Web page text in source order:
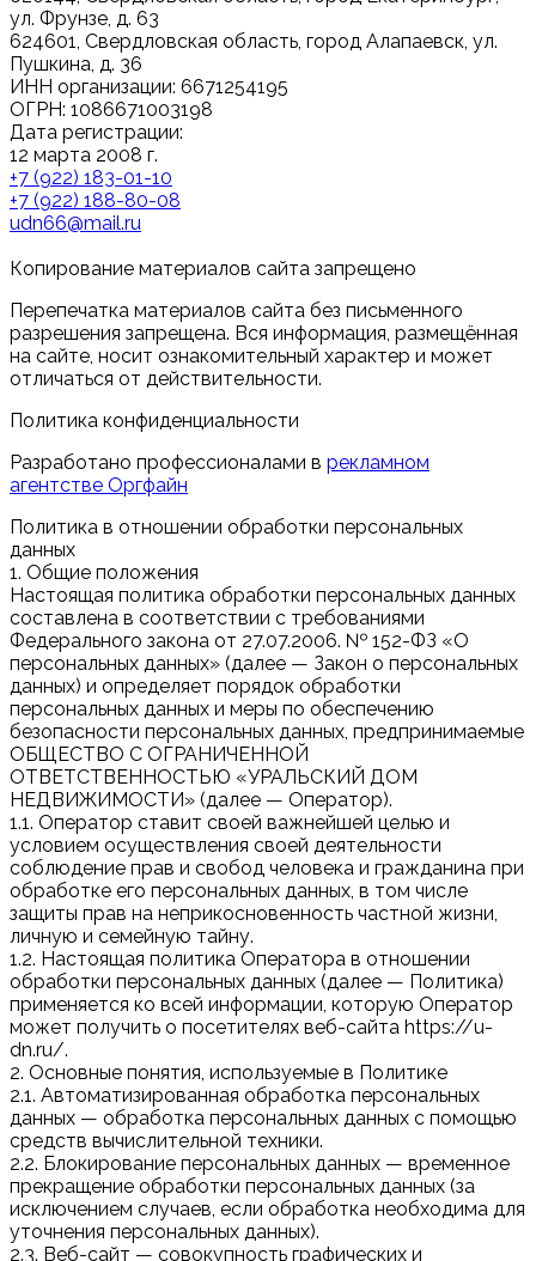
ул. Фрунзе, д. 63
624601, Свердловская область, город Алапаевск, ул.
Пушкина, д. 36
ИНН организации: 6671254195
ОГРН: 1086671003198
Дата регистрации:
12 марта 2008 г.
+7 (922) 183-01-10
+7 (922) 188-80-08
udn66@mail.ru
Копирование материалов сайта запрещено
Перепечатка материалов сайта без письменного
разрешения запрещена. Вся информация, размещённая
на сайте, носит ознакомительный характер и может
отличаться от действительности.
Политика конфиденциальности
Разработано профессионалами в рекламном
агентстве Оргфайн
Политика в отношении обработки персональных
данных
1. Общие положения
Настоящая политика обработки персональных данных
составлена в соответствии с требованиями
Федерального закона от 27.07.2006. № 152-ФЗ «О
персональных данных» (далее — Закон о персональных
данных) и определяет порядок обработки
персональных данных и меры по обеспечению
безопасности персональных данных, предпринимаемые
ОБЩЕСТВО С ОГРАНИЧЕННОЙ
ОТВЕТСТВЕННОСТЬЮ «УРАЛЬСКИЙ ДОМ
НЕДВИЖИМОСТИ» (далее — Оператор).
1.1. Оператор ставит своей важнейшей целью и
условием осуществления своей деятельности
соблюдение прав и свобод человека и гражданина при
обработке его персональных данных, в том числе
защиты прав на неприкосновенность частной жизни,
личную и семейную тайну.
1.2. Настоящая политика Оператора в отношении
обработки персональных данных (далее — Политика)
применяется ко всей информации, которую Оператор
может получить о посетителях веб-сайта https://u-
dn.ru/.
2. Основные понятия, используемые в Политике
2.1. Автоматизированная обработка персональных
данных — обработка персональных данных с помощью
средств вычислительной техники.
2.2. Блокирование персональных данных — временное
прекращение обработки персональных данных (за
исключением случаев, если обработка необходима для
уточнения персональных данных).
2.3. Веб-сайт — совокупность графических и